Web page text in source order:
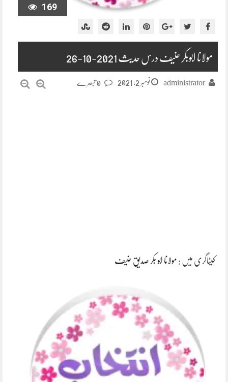
169
مولانا ابوبکر حنیف درس حدیث 2021-10-26
administrator نومبر 2, 2021
کیٹاگری میں : مولانا ابو بکر صدیق حنیف